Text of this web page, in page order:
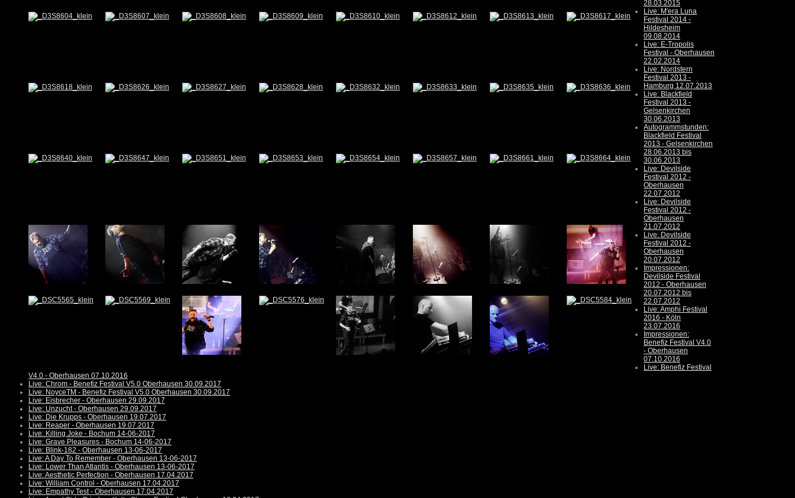
28.03.2015
Live: M'era Luna
Festival 2014 -
Hildesheim
09.08.2014
Live: E-Tropolis
Festival - Oberhausen
22.02.2014
Live: Nordstern
Festival 2013 -
Hamburg 12.07.2013
Live: Blackfield
Festival 2013 -
Gelsenkirchen
30.06.2013
Autogrammstunden:
Blackfield Festival
2013 - Gelsenkirchen
28.06.2013 bis
30.06.2013
Live: Devilside
Festival 2012 -
Oberhausen
22.07.2012
Live: Devilside
Festival 2012 -
Oberhausen
21.07.2012
Live: Devilside
Festival 2012 -
Oberhausen
20.07.2012
Impressionen:
Devilside Festival
2012 - Oberhausen
20.07.2012 bis
22.07.2012
Live: Amphi Festival
2016 - Köln
23.07.2016
Impressionen:
Benefiz Festival V4.0
- Oberhausen
07.10.2016
Live: Benefiz Festival
V4.0 - Oberhausen 07.10.2016
Live: Chrom - Benefiz Festival V5.0 Oberhausen 30.09.2017
Live: NoyceTM - Benefiz Festival V5.0 Oberhausen 30.09.2017
Live: Eisbrecher - Oberhausen 29.09.2017
Live: Unzucht - Oberhausen 29.09.2017
Live: Die Krupps - Oberhausen 19.07.2017
Live: Reaper - Oberhausen 19.07.2017
Live: Killing Joke - Bochum 14-06-2017
Live: Grave Pleasures - Bochum 14-06-2017
Live: Blink-182 - Oberhausen 13-06-2017
Live: A Day To Remember - Oberhausen 13-06-2017
Live: Lower Than Atlantis - Oberhausen 13-06-2017
Live: Aesthetic Perfection - Oberhausen 17.04.2017
Live: William Control - Oberhausen 17.04.2017
Live: Empathy Test - Oberhausen 17.04.2017